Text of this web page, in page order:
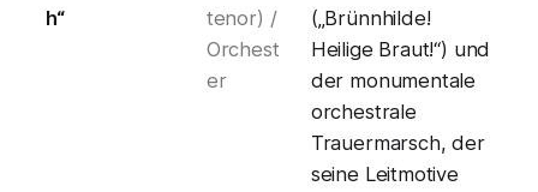
h“
tenor) /
Orchest
er
(„Brünnhilde!
Heilige Braut!“) und
der monumentale
orchestrale
Trauermarsch, der
seine Leitmotive